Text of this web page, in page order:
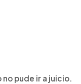
pude ir a juicio.